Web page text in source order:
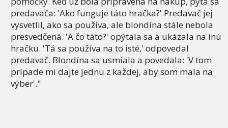
predavača: 'Ako funguje táto hračka?' Predavač jej
vysvetlil, ako sa používa, ale blondína stále nebola
presvedčená. 'A čo táto?' opýtala sa a ukázala na inú
hračku. 'Tá sa používa na to isté,' odpovedal
predavač. Blondína sa usmiala a povedala: 'V tom
prípade mi dajte jednu z každej, aby som mala na
výber'."